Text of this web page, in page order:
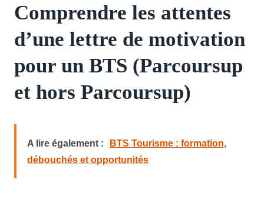
Comprendre les attentes
d’une lettre de motivation
pour un BTS (Parcoursup
et hors Parcoursup)
A lire également :
BTS Tourisme : formation,
débouchés et opportunités